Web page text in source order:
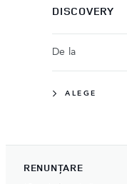
DISCOVERY
De la
ALEGE
RENUNȚARE